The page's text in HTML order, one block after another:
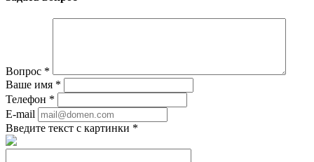
Вопрос *
Ваше имя *
Телефон *
E-mail
Введите текст с картинки *